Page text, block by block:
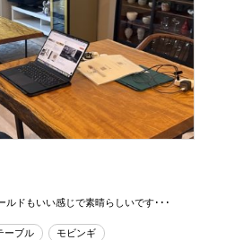
ドもいい感じで素晴らしいです･･･
ーブル モビンギ